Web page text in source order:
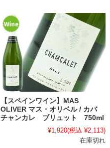
【スペインワイン】MAS
OLIVER マス・オリベル / カバ
チャンカレ ブリュット 750ml
¥1,920(税込 ¥2,113)
在庫切れ